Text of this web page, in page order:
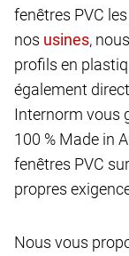
fenêtres PVC
nos
,
profils en
également
Internorm vous
100 % Made in
fenêtres PVC
propres
Nous vous